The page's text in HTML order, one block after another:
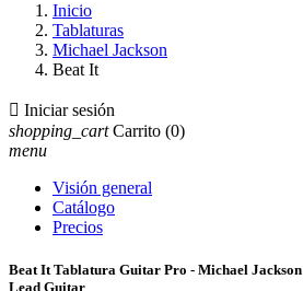
Inicio
Tablaturas
Michael Jackson
Beat It
 Iniciar sesión
shopping_cart Carrito (0)
menu
Visión general
Catálogo
Precios
Beat It Tablatura Guitar Pro - Michael Jackson
Lead Guitar